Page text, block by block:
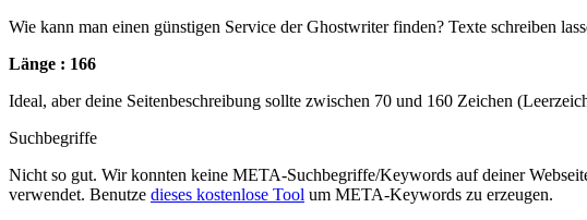
Wie kann man einen günstigen Service der Ghostwriter finden? Texte schreiben
Länge : 166
Ideal, aber deine Seitenbeschreibung sollte zwischen 70 und 160 Zeichen
Suchbegriffe
Nicht so gut. Wir konnten keine META-Suchbegriffe/Keywords auf deiner
verwendet. Benutze dieses kostenlose Tool um META-Keywords zu erzeugen.